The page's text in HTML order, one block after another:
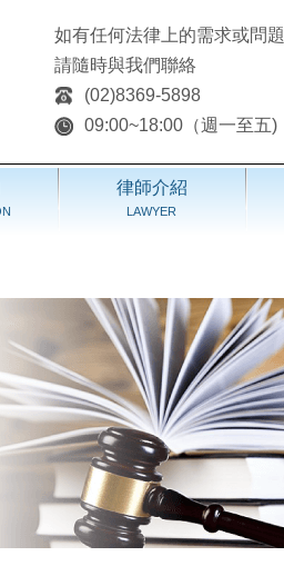
如有任何法律上的需求或問題
請隨時與我們聯絡
(02)8369-5898
09:00~18:00（週一至五)
律師介紹
LAWYER